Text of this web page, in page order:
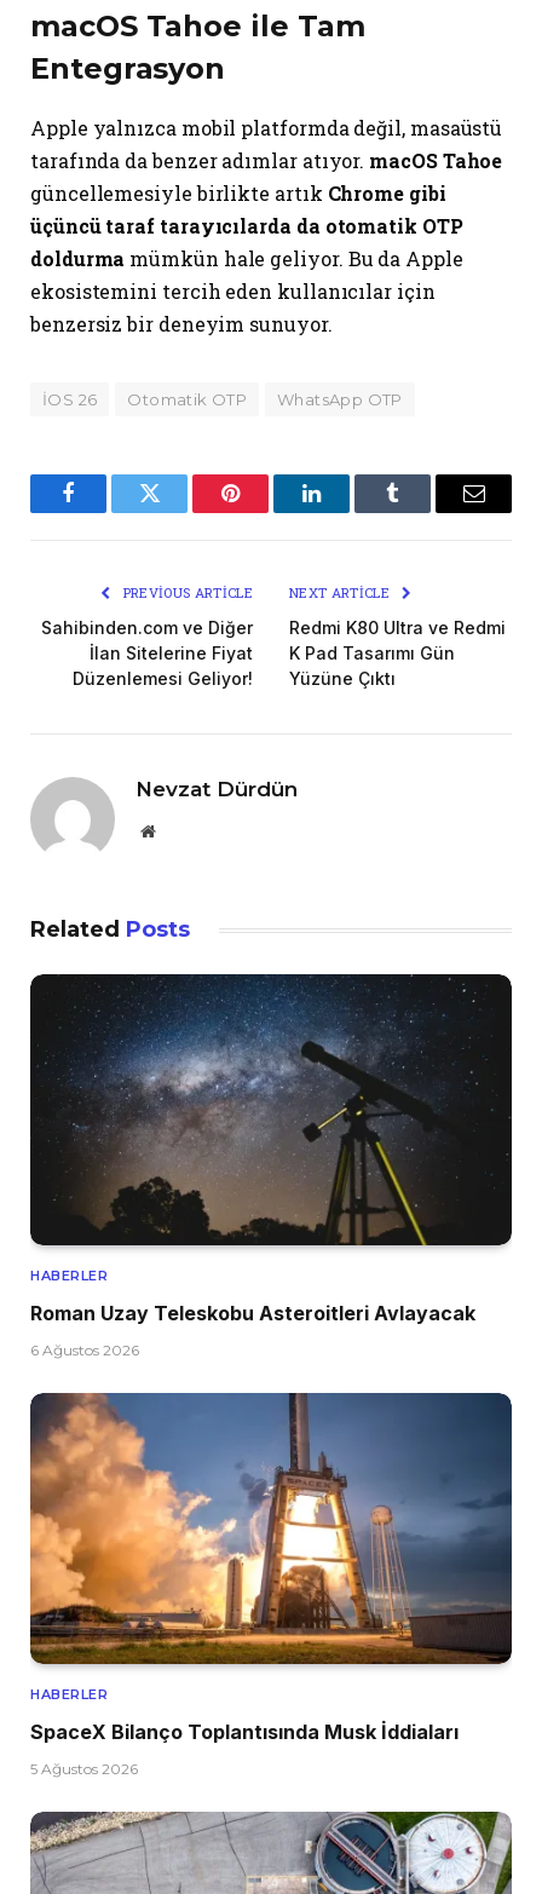
macOS Tahoe ile Tam
Entegrasyon
Apple yalnızca mobil platformda değil, masaüstü
tarafında da benzer adımlar atıyor. macOS Tahoe
güncellemesiyle birlikte artık Chrome gibi
üçüncü taraf tarayıcılarda da otomatik OTP
doldurma mümkün hale geliyor. Bu da Apple
ekosistemini tercih eden kullanıcılar için
benzersiz bir deneyim sunuyor.
İOS 26 Otomatik OTP WhatsApp OTP
FacebookTwitter Pinterest LinkedInTumblr Email
PREVIOUS ARTICLE
Sahibinden.com ve Diğer
İlan Sitelerine Fiyat
Düzenlemesi Geliyor!
NEXT ARTICLE
Redmi K80 Ultra ve Redmi
K Pad Tasarımı Gün
Yüzüne Çıktı
Nevzat Dürdün
Website
Related Posts
HABERLER
Roman Uzay Teleskobu Asteroitleri Avlayacak
6 Ağustos 2026
HABERLER
SpaceX Bilanço Toplantısında Musk İddiaları
5 Ağustos 2026